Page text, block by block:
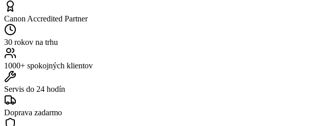
Canon Accredited Partner
30 rokov na trhu
1000+ spokojných klientov
Servis do 24 hodín
Doprava zadarmo